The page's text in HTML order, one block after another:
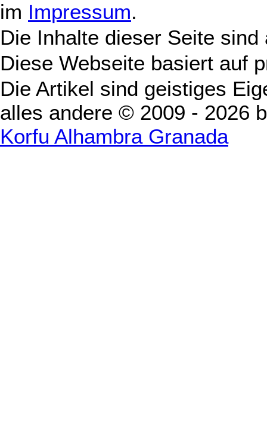
im Impressum.
Die Inhalte dieser Seite
Diese Webseite basiert auf
Die Artikel sind geistiges
alles andere © 2009 - 2026
Korfu Alhambra Granada